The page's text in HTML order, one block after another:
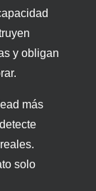
y obligan
más
solo